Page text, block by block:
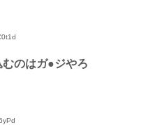
のはガ●ジやろ